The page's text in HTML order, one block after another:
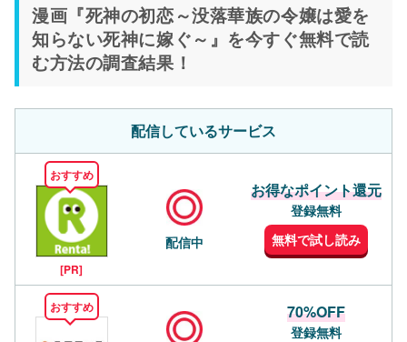
漫画『死神の初恋～没落華族の令嬢は愛を
知らない死神に嫁ぐ～』を今すぐ無料で読
む方法の調査結果！
配信しているサービス
おすすめ
[PR]
配信中
お得なポイント還元
登録無料
無料で試し読み
おすすめ 70%OFF
登録無料